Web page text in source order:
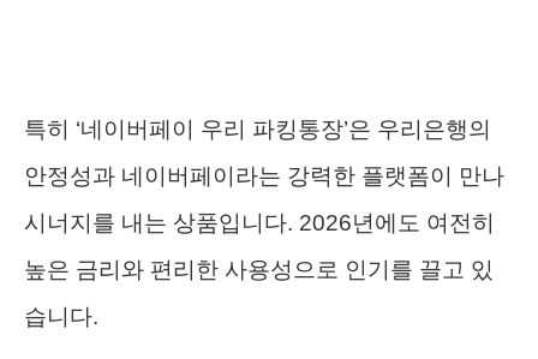
특히 ‘네이버페이 우리 파킹통장’은 우리은행의
안정성과 네이버페이라는 강력한 플랫폼이 만나
시너지를 내는 상품입니다. 2026년에도 여전히
높은 금리와 편리한 사용성으로 인기를 끌고 있
습니다.